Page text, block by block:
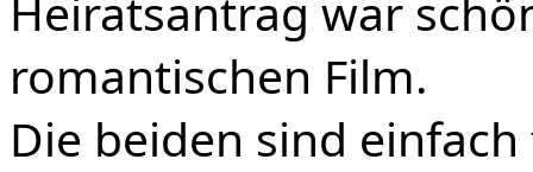
Heiratsantrag war
romantischen Film.
Die beiden sind